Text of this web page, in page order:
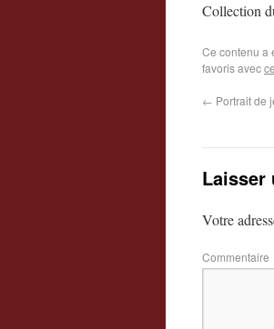
Collection
Ce contenu a
favoris avec
← Portrait de
Laisser
Votre
Commentaire